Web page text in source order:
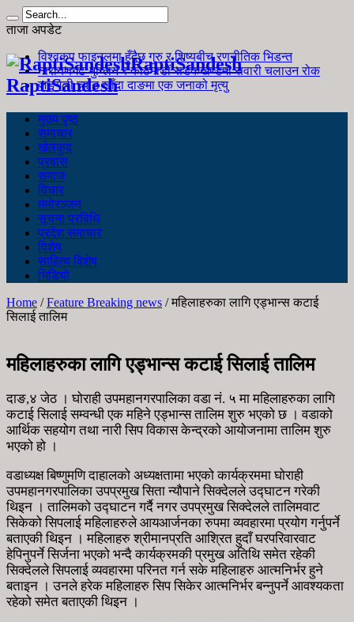
ताजा अपडेट
विश्वकप फाइनलमा हुँदैछ गुरु र शिष्यबीच रणनीतिक भिडन्त
नारायणगढ-मुग्लिन र काठमाडौं सडकखण्डमा सवारी चलाउन रोक
जङ्गली च्याउ खाँदा दाङमा एक जनाको मृत्यु
RaptiSandesh
RaptiSandesh
मुख्य पृष्ठ
समाचार
खेलकुद
प्रवास
समाज
विचार
मनोरञ्जन
सूचना प्रविधि
प्रदेश समाचार
विशेष
साहित्य विशेष
भिडियो
Home /Feature Breaking news /महिलाहरुका लागि एड्भान्स कटाई
सिलाई तालिम
महिलाहरुका लागि एड्भान्स कटाई सिलाई तालिम
दाङ,४ जेठ । घोराही उपमहानगरपालिका वडा नं. ५ मा महिलाहरुका लागि
कटाई सिलाई सम्वन्धी एक महिने एड्भान्स तालिम शुरु भएको छ । वडाको
आर्थिक सहयोग तथा नारी सिप विकास केन्द्रको आयोजनामा तालिम शुरु
भएको हो ।
वडाध्यक्ष बिष्णुमणि दाहालको अध्यक्षतामा भएको कार्यक्रममा घोराही
उपमहानगरपालिका उपप्रमुख सिता न्यौपाने सिक्देलले उद्घाटन गरेकी
थिइन । तालिमको उद्घाटन गर्दै नगर उपप्रमुख सिक्देलले तालिमवाट
सिकेको सिपलाई महिलाहरुले आयआर्जनका रुपमा व्यवहारमा प्रयोग गर्नुपर्ने
बताएकी थिइन । महिलाहरु श्रीमानप्रति आश्रित हुदाँ घरपरिवारवाट
हेपिनुपर्ने सिर्जना भएको भन्दै कार्यक्रमकी प्रमुख अतिथि समेत रहेकी
सिक्देलले सिपलाई व्यवहारमा परिनत गर्न सके महिलाहरु आत्मनिर्भर हुने
बताइन । उनले हरेक महिलाहरु सिप सिकेर आत्मनिर्भर बन्नुपर्ने आवश्यकता
रहेको समेत बताएकी थिइन ।